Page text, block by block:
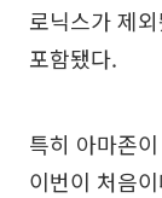
로닉스가 제
포함됐다.
특히 아마존
이번이 처음